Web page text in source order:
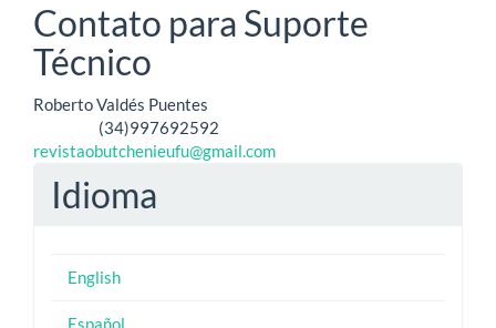
Contato para Suporte
Técnico
Roberto Valdés Puentes
(34)997692592
revistaobutchenieufu@gmail.com
Idioma
English
Español